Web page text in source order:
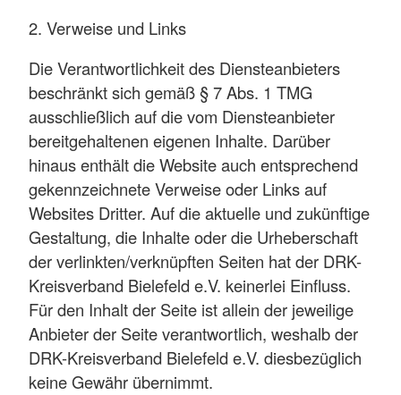
2. Verweise und Links
Die Verantwortlichkeit des Diensteanbieters
beschränkt sich gemäß § 7 Abs. 1 TMG
ausschließlich auf die vom Diensteanbieter
bereitgehaltenen eigenen Inhalte. Darüber
hinaus enthält die Website auch entsprechend
gekennzeichnete Verweise oder Links auf
Websites Dritter. Auf die aktuelle und zukünftige
Gestaltung, die Inhalte oder die Urheberschaft
der verlinkten/verknüpften Seiten hat der DRK-
Kreisverband Bielefeld e.V. keinerlei Einfluss.
Für den Inhalt der Seite ist allein der jeweilige
Anbieter der Seite verantwortlich, weshalb der
DRK-Kreisverband Bielefeld e.V. diesbezüglich
keine Gewähr übernimmt.